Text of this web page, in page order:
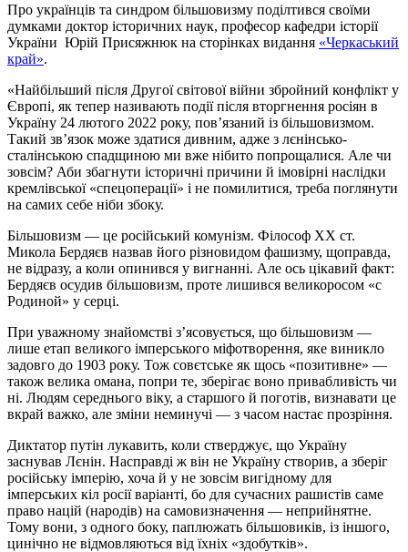
Про українців та синдром більшовизму поділтився своїми
думками доктор історичних наук, професор кафедри історії
України Юрій Присяжнюк на сторінках видання «Черкаський
край».
«Найбільший після Другої світової війни збройний конфлікт у
Європі, як тепер називають події після вторгнення росіян в
Україну 24 лютого 2022 року, пов’язаний із більшовизмом.
Такий зв’язок може здатися дивним, адже з лєнінсько-
сталінською спадщиною ми вже нібито попрощалися. Але чи
зовсім? Аби збагнути історичні причини й імовірні наслідки
кремлівської «спецоперації» і не помилитися, треба поглянути
на самих себе ніби збоку.
Більшовизм — це російський комунізм. Філософ ХХ ст.
Микола Бердяєв назвав його різновидом фашизму, щоправда,
не відразу, а коли опинився у вигнанні. Але ось цікавий факт:
Бердяєв осудив більшовизм, проте лишився великоросом «с
Родиной» у серці.
При уважному знайомстві з’ясовується, що більшовизм —
лише етап великого імперського міфотворення, яке виникло
задовго до 1903 року. Тож совєтське як щось «позитивне» —
також велика омана, попри те, зберігає воно привабливість чи
ні. Людям середнього віку, а старшого й поготів, визнавати це
вкрай важко, але зміни неминучі — з часом настає прозріння.
Диктатор путін лукавить, коли стверджує, що Україну
заснував Лєнін. Насправді ж він не Україну створив, а зберіг
російську імперію, хоча й у не зовсім вигідному для
імперських кіл росії варіанті, бо для сучасних рашистів саме
право націй (народів) на самовизначення — неприйнятне.
Тому вони, з одного боку, паплюжать більшовиків, із іншого,
цинічно не відмовляються від їхніх «здобутків».